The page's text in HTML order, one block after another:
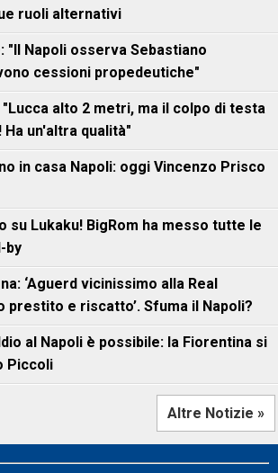
ruoli alternativi
"Il Napoli osserva Sebastiano
cessioni propedeutiche"
"Lucca alto 2 metri, ma il colpo di testa
un'altra qualità"
in casa Napoli: oggi Vincenzo Prisco
su Lukaku! BigRom ha messo tutte le
by
‘Aguerd vicinissimo alla Real
prestito e riscatto’. Sfuma il Napoli?
al Napoli è possibile: la Fiorentina si
Piccoli
Altre Notizie »